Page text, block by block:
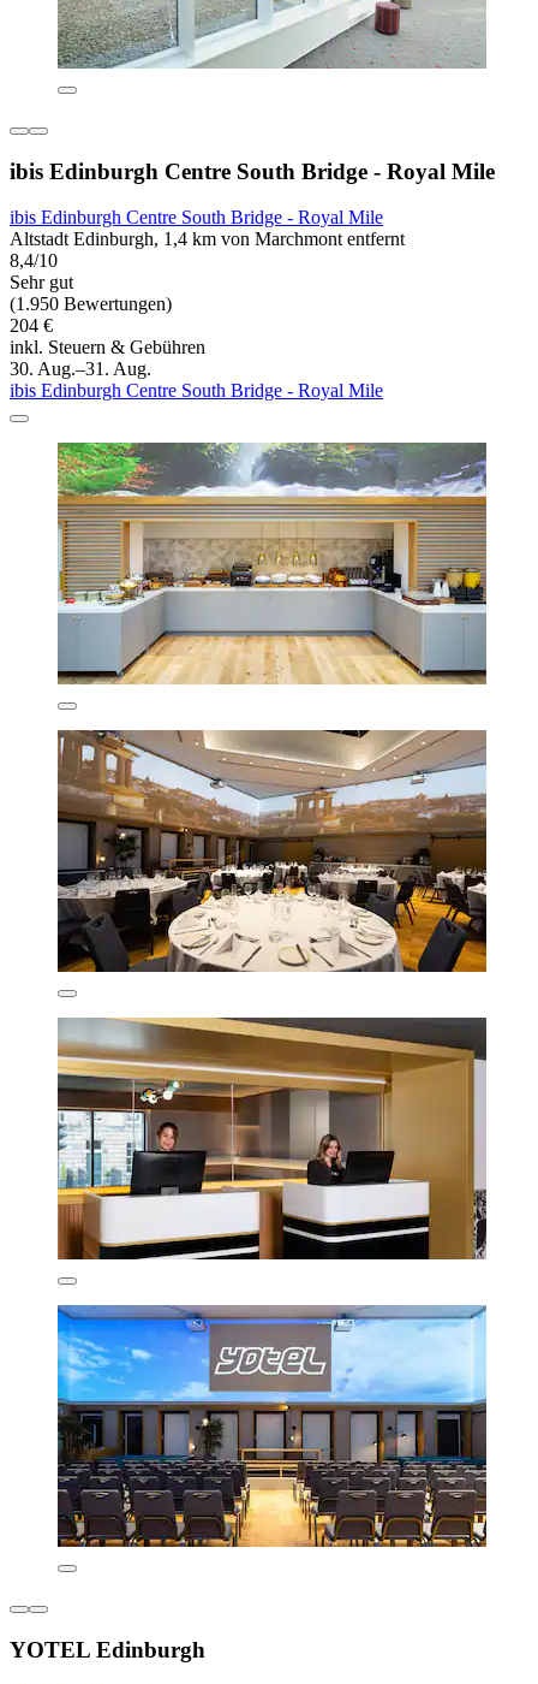
ibis Edinburgh Centre South Bridge - Royal Mile
ibis Edinburgh Centre South Bridge - Royal Mile
Altstadt Edinburgh, 1,4 km von Marchmont entfernt
8,4/10
Sehr gut
(1.950 Bewertungen)
204 €
inkl. Steuern & Gebühren
30. Aug.–31. Aug.
ibis Edinburgh Centre South Bridge - Royal Mile
YOTEL Edinburgh